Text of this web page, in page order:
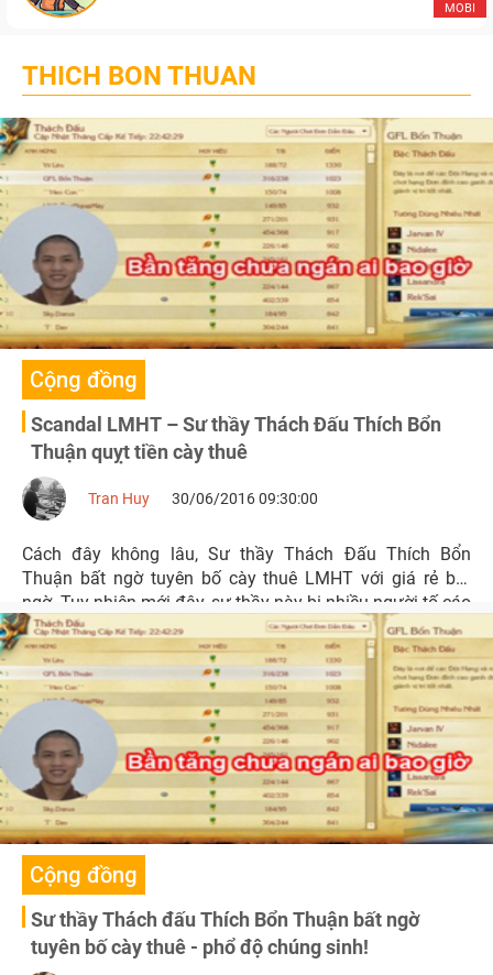
MOBI
THICH BON THUAN
Cộng đồng
Scandal LMHT – Sư thầy Thách Đấu Thích Bổn
Thuận quỵt tiền cày thuê
Tran Huy 30/06/2016 09:30:00
Cách đây không lâu, Sư thầy Thách Đấu Thích Bổn
Thuận bất ngờ tuyên bố cày thuê LMHT với giá rẻ bất
ngờ. Tuy nhiên mới đây, sư thầy này bị nhiều người tố cáo
quỵt tiền cày thuê.
Cộng đồng
Sư thầy Thách đấu Thích Bổn Thuận bất ngờ
tuyên bố cày thuê - phổ độ chúng sinh!